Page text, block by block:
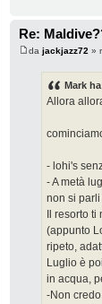
Re:
da jackjazz72 »
Mark
Allora
- lohi's
- A metà
non si
Il resorto
(appunto
ripeto,
Luglio è
in acqua,
-Non